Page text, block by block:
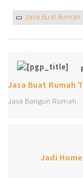
Jasa Buat Rumah
Jasa Buat Rumah
Jasa Bangun Rumah
Jadi